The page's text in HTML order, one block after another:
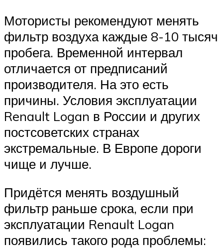
Мотористы рекомендуют менять
фильтр воздуха каждые 8-10 тысяч
пробега. Временной интервал
отличается от предписаний
производителя. На это есть
причины. Условия эксплуатации
Renault Logan в России и других
постсоветских странах
экстремальные. В Европе дороги
чище и лучше.
Придётся менять воздушный
фильтр раньше срока, если при
эксплуатации Renault Logan
появились такого рода проблемы: